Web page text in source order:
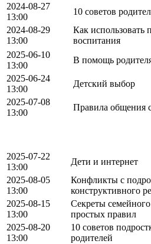
2024-08-27
13:00
10 советов
2024-08-29
13:00
Как использовать
воспитания
2025-06-10
13:00
В помощь
2025-06-24
13:00
Детский выбор
2025-07-08
13:00
Правила общения
2025-07-22
13:00
Дети и интернет
2025-08-05
13:00
Конфликты с
конструктивного
2025-08-15
13:00
Секреты семейного
простых правил
2025-08-20
13:00
10 советов
родителей